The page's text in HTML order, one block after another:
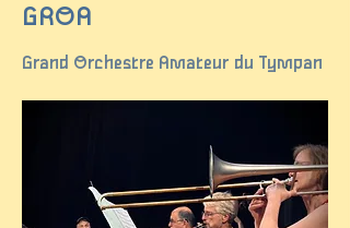
GROA
Grand Orchestre Amateur du Tympan